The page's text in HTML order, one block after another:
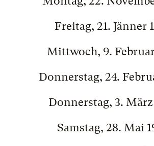
Freitag, 21. Jänner
Mittwoch, 9.
Donnerstag, 24.
Donnerstag, 3. März
Samstag, 28. Mai